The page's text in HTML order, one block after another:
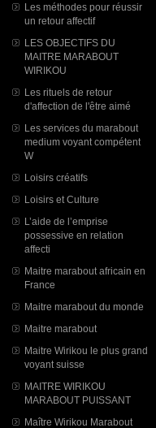
Les méthodes pour réussir
un retour affectif
LES OBJECTIFS DU
MAITRE MARABOUT
WIRIKOU
Les rituels de retour
d'affection de l'être aimé
Les services du marabout
medium voyant compétent
W
Loisirs créatifs
Loisirs et Culture
L’aide de l’emprise
possessive en relation
affecti
Maitre marabout africain en
France
Maitre marabout du monde
Maitre marabout
Maitre Wirikou le plus grand
voyant suisse
MAITRE WIRIKOU
MARABOUT PUISSANT
Maître Wirikou Marabout